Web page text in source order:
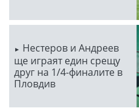
Нестеров и Андреев
ще играят един срещу
друг на 1/4-финалите в
Пловдив